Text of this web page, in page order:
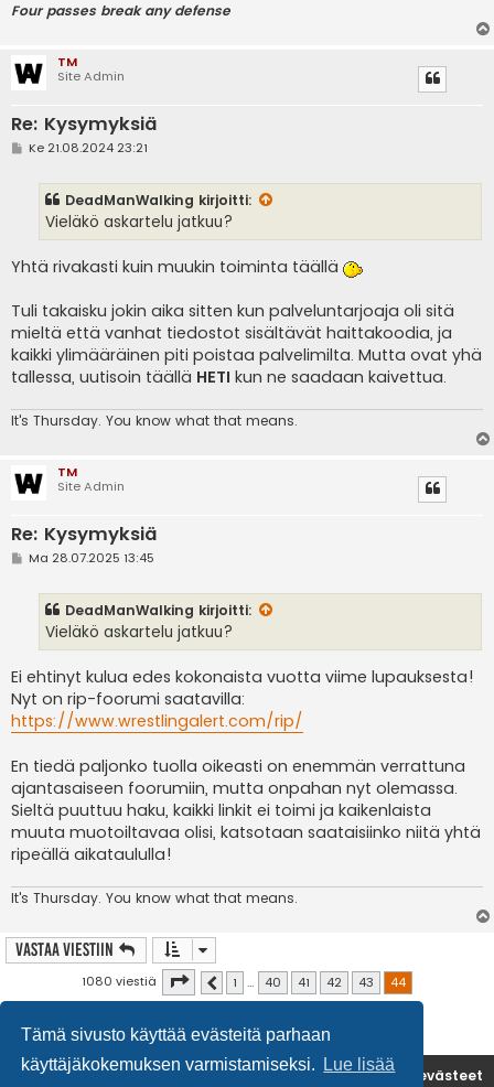
Tämä sivusto käyttää evästeitä parhaan
käyttäjäkokemuksen varmistamiseksi.
Lue lisää
Four passes break any defense
TM
Site Admin
Re: Kysymyksiä
VKe 21.08.2024 23:21
DeadManWalking kirjoitti:
Vieläkö askartelu jatkuu?
Yhtä rivakasti kuin muukin toiminta täällä
Tuli takaisku jokin aika sitten kun palveluntarjoaja oli sitä
mieltä että vanhat tiedostot sisältävät haittakoodia, ja
kaikki ylimääräinen piti poistaa palvelimilta. Mutta ovat yhä
tallessa, uutisoin täällä HETI kun ne saadaan kaivettua.
It's Thursday. You know what that means.
TM
Site Admin
Re: Kysymyksiä
VMa 28.07.2025 13:45
DeadManWalking kirjoitti:
Vieläkö askartelu jatkuu?
Ei ehtinyt kulua edes kokonaista vuotta viime lupauksesta!
Nyt on rip-foorumi saatavilla:
https://www.wrestlingalert.com/rip/
En tiedä paljonko tuolla oikeasti on enemmän verrattuna
ajantasaiseen foorumiin, mutta onpahan nyt olemassa.
Sieltä puuttuu haku, kaikki linkit ei toimi ja kaikenlaista
muuta muotoiltavaa olisi, katsotaan saataisiinko niitä yhtä
ripeällä aikataululla!
It's Thursday. You know what that means.
Vastaa Viestiin
1080 viestiä Sivu 44Edellinen
1 … 40 41 42 43 44
Etusivu Poista evästeet